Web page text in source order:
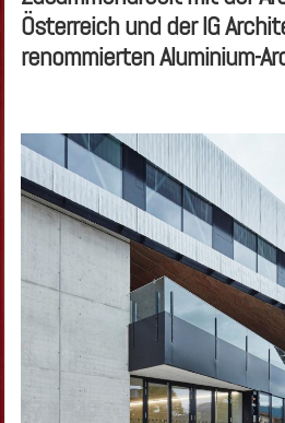
Österreich und der IG
renommierten Aluminium-